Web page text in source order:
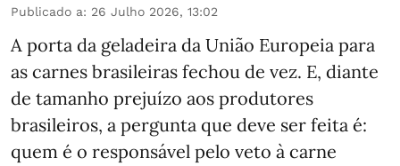
Publicado a: 26 Julho 2026, 13:02
A porta da geladeira da União Europeia para
as carnes brasileiras fechou de vez. E, diante
de tamanho prejuízo aos produtores
brasileiros, a pergunta que deve ser feita é:
quem é o responsável pelo veto à carne